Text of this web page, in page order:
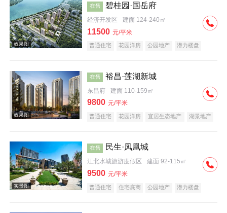
在售 碧桂园·国岳府
经济开发区 建面 124-240㎡
11500 元/平米
普通住宅 花园洋房 公园地产
潜力楼盘
在售 裕昌·莲湖新城
东昌府 建面 110-159㎡
9800 元/平米
普通住宅 花园洋房 宜居生态地产
湖景地产
在售 民生·凤凰城
江北水城旅游度假区 建面 92-115㎡
9500 元/平米
普通住宅 住宅底商 公园地产
潜力楼盘